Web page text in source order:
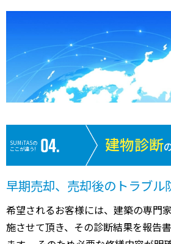
SUMiTASの
ここが違う!
建物診断
早期売却、売却後のトラブル
希望されるお客様には、建築の専門
施させて頂き、その診断結果を報告